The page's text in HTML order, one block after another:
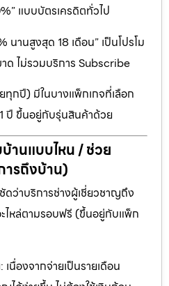
แบบบัตรเครดิตทั่วไป
นานสูงสุด 18 เดือน” เป็นโปรโม
ด ไม่รวมบริการ Subscribe
ทุกปี) มีในบางแพ็กเกจที่เลือก
ปี ขึ้นอยู่กับรุ่นสินค้าด้วย
บ้านแบบไหน / ช่วย
ารถึงบ้าน)
ดว่าบริการช่างผู้เชี่ยวชาญถึง
ไหล่ตามรอบฟรี (ขึ้นอยู่กับแพ็ก
: เนื่องจากจ่ายเป็นรายเดือน